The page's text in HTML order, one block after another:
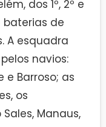
dos 1º, 2º e
baterias de
A esquadra
navios:
e Barroso; as
os
Manaus,